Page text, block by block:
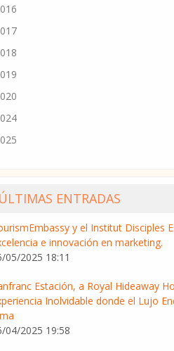
ÚLTIMAS ENTRADAS
y el Institut Disciples
e innovación en marketing.
05/2025 18:11
Estación, a Royal Hideaway
Inolvidable donde el Lujo
04/2025 19:58